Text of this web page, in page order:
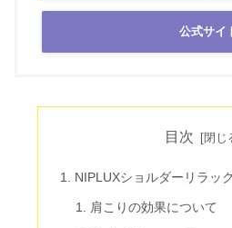
公式サイ
目次
NIPLUXショルダーリラッ
肩こりの効果について